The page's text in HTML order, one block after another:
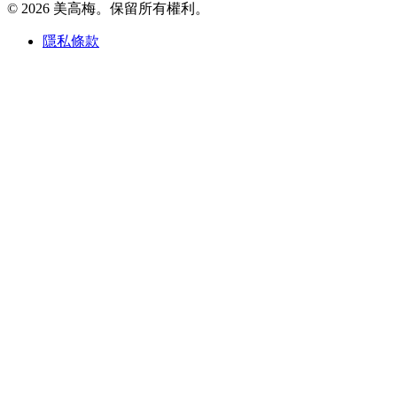
© 2026 美高梅。保留所有權利。
隱私條款